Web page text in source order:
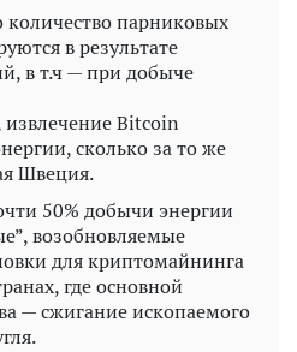
парниковых
в результате
в т.ч — при добыче
извлечение Bitcoin
сколько за то же
Швеция.
50% добычи энергии
возобновляемые
для криптомайнинга
где основной
— сжигание ископаемого